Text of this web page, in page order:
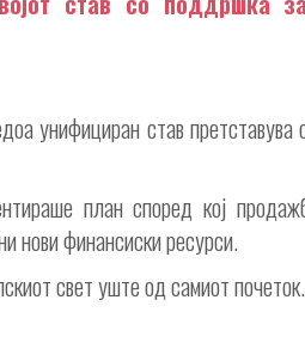
унифициран став претставува
план според кој
нови финансиски ресурси.
свет уште од самиот почеток.